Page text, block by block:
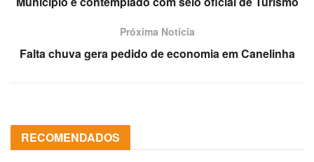
Próxima Notícia
Falta chuva gera pedido de economia em Canelinha
RECOMENDADOS